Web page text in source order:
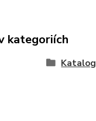
kategoriích
Katalog